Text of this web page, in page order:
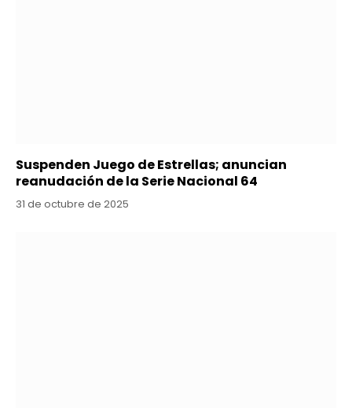
Suspenden Juego de Estrellas; anuncian
reanudación de la Serie Nacional 64
31 de octubre de 2025